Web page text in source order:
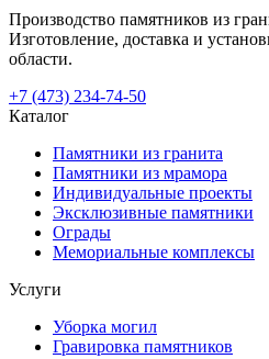
Производство памятников из
Изготовление, доставка и
области.
+7 (473) 234-74-50
Каталог
Памятники из гранита
Памятники из мрамора
Индивидуальные проекты
Эксклюзивные памятники
Ограды
Мемориальные комплексы
Услуги
Уборка могил
Гравировка памятников